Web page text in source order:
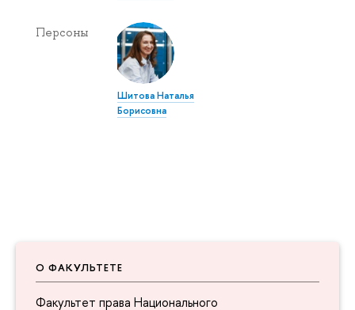
О ФАКУЛЬТЕТЕ
Факультет права Национального
Персоны
Шитова Наталья
Борисовна